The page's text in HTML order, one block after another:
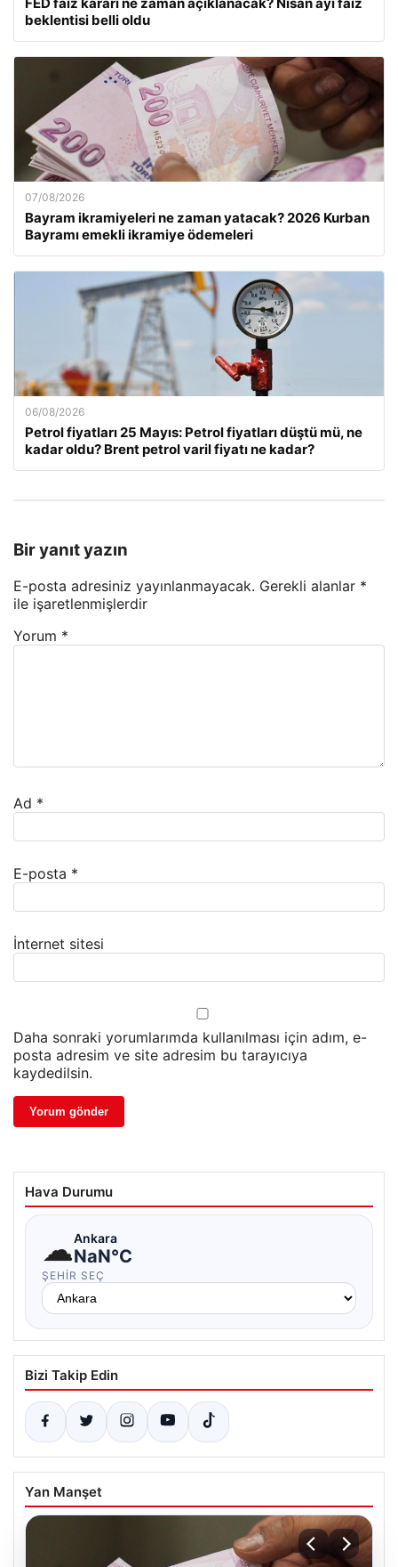
FED faiz kararı ne zaman açıklanacak? Nisan ayı faiz
beklentisi belli oldu
07/08/2026
Bayram ikramiyeleri ne zaman yatacak? 2026 Kurban
Bayramı emekli ikramiye ödemeleri
06/08/2026
Petrol fiyatları 25 Mayıs: Petrol fiyatları düştü mü, ne
kadar oldu? Brent petrol varil fiyatı ne kadar?
Bir yanıt yazın
E-posta adresiniz yayınlanmayacak. Gerekli alanlar *
ile işaretlenmişlerdir
Yorum *
Ad *
E-posta *
İnternet sitesi
Daha sonraki yorumlarımda kullanılması için adım, e-
posta adresim ve site adresim bu tarayıcıya
kaydedilsin.
Hava Durumu
☁Ankara
NaN°C
ŞEHIR SEÇ
Bizi Takip Edin
Yan Manşet